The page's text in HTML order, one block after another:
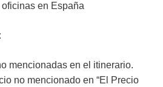
en España
mencionadas en el itinerario.
no mencionado en “El Precio